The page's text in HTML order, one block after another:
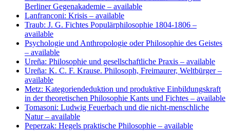
Berliner Gegenakademie – available
Lanfranconi: Krisis – available
Traub: J. G. Fichtes Populärphilosophie 1804-1806 –
available
Psychologie und Anthropologie oder Philosophie des Geistes
– available
Ureña: Philosophie und gesellschaftliche Praxis – available
Ureña: K. C. F. Krause. Philosoph, Freimaurer, Weltbürger–
available
Metz: Kategoriendeduktion und produktive Einbildungskraft
in der theoretischen Philosophie Kants und Fichtes – available
Tomasoni: Ludwig Feuerbach und die nicht-menschliche
Natur– available
Peperzak: Hegels praktische Philosophie – available